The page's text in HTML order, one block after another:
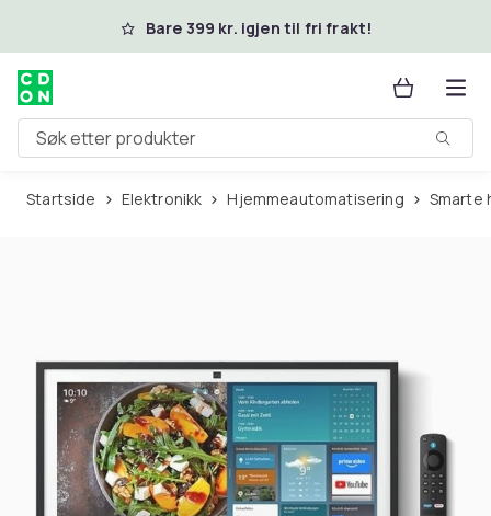
Hopp til hovedinnholdBare 399 kr. igjen til fri frakt!
Søk etter produkter
Startside Elektronikk Hjemmeautomatisering